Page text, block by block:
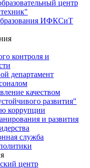
центр
ИФКСиТ
контроля и
департамент
качеством
развития"
коррупции
и развития
служба
центр